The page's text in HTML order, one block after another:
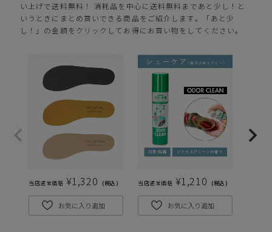
L(24.0cm) カートに入れる
LL(24.5cm)
XL(25.0cm)
在庫切れ —
ピンク
S(23.0cm)
在庫切れ —
M(23.5cm)
い上げで送料無料！ 消耗品を中心に送料無料まであと少し！と
いうときにまとめ買いできる商品をご紹介します。「あと少
し！」の金額をクリックしてお得にお買い物をしてください。
当店通常価格 ¥1,320 税込
お気に入り追加
当店通常価格 ¥1,210 税込
お気に入り追加